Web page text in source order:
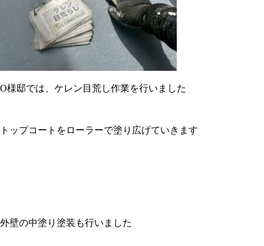
O様邸では、ケレン目荒し作業を行いました
トップコートをローラーで塗り広げていきます
外壁の中塗り塗装も行いました